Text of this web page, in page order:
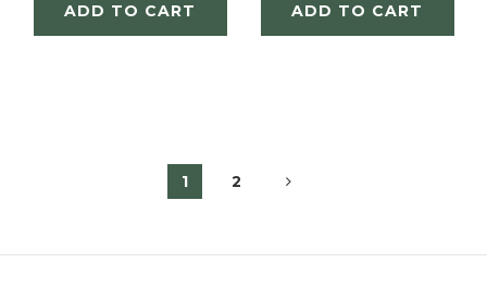
ADD TO CART ADD TO CART
1 2